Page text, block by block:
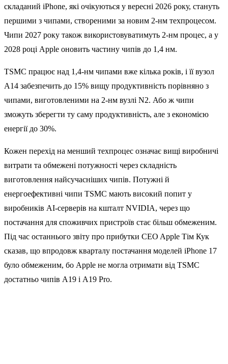
складаний iPhone, які очікуються у вересні 2026 року, стануть
першими з чипами, створеними за новим 2-нм техпроцесом.
Чипи 2027 року також використовуватимуть 2-нм процес, а у
2028 році Apple оновить частину чипів до 1,4 нм.
TSMC працює над 1,4-нм чипами вже кілька років, і її вузол
A14 забезпечить до 15% вищу продуктивність порівняно з
чипами, виготовленими на 2-нм вузлі N2. Або ж чипи
зможуть зберегти ту саму продуктивність, але з економією
енергії до 30%.
Кожен перехід на менший техпроцес означає вищі виробничі
витрати та обмежені потужності через складність
виготовлення найсучасніших чипів. Потужні й
енергоефективні чипи TSMC мають високий попит у
виробників AI-серверів на кшталт NVIDIA, через що
постачання для споживчих пристроїв стає більш обмеженим.
Під час останнього звіту про прибутки CEO Apple Тім Кук
сказав, що впродовж кварталу постачання моделей iPhone 17
було обмеженим, бо Apple не могла отримати від TSMC
достатньо чипів A19 і A19 Pro.